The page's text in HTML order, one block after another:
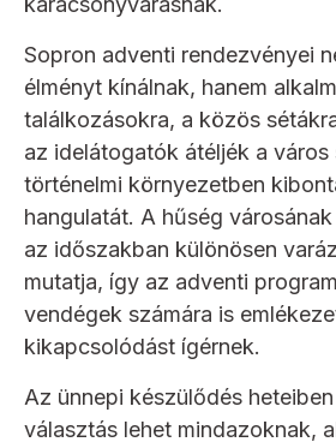
Sopron adventi rendezvényei
élményt kínálnak, hanem
találkozásokra, a közös
az idelátogatók átéljék a város
történelmi környezetben
hangulatát. A hűség
az időszakban különösen
mutatja, így az adventi
vendégek számára is
kikapcsolódást ígérnek.
Az ünnepi készülődés
választás lehet mindazoknak,